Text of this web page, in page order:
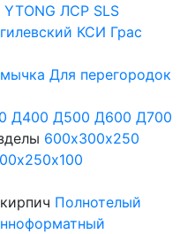
YTONG ЛСР SLS
КСИ Грас
Для перегородок
Д400 Д500 Д600 Д700
600х300х250
Полнотелый